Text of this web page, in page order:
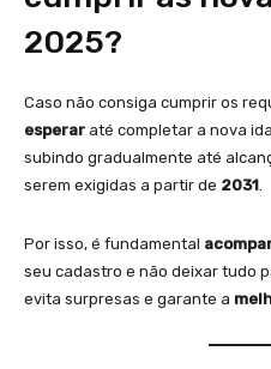
2025?
Caso não consiga cumprir os
esperar até completar a nova
subindo gradualmente até
serem exigidas a partir de 2031.
Por isso, é fundamental
seu cadastro e não deixar tudo
evita surpresas e garante a